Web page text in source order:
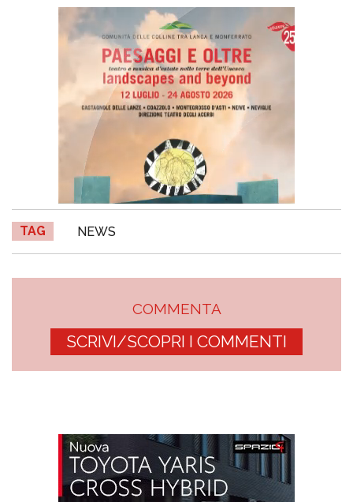
TAG NEWS
COMMENTA
SCRIVI/SCOPRI I COMMENTI